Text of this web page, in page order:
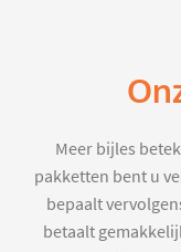
Meer bijles
pakketten bent u
bepaalt
betaalt